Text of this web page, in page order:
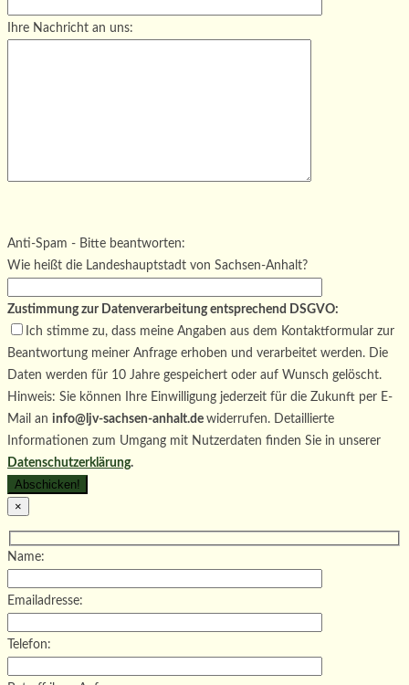
Ihre Nachricht an uns:
Bitte lasse dieses Feld leer.
Anti-Spam - Bitte beantworten:
Wie heißt die Landeshauptstadt von Sachsen-Anhalt?
Zustimmung zur Datenverarbeitung entsprechend DSGVO:
Ich stimme zu, dass meine Angaben aus dem Kontaktformular zur
Beantwortung meiner Anfrage erhoben und verarbeitet werden. Die
Daten werden für 10 Jahre gespeichert oder auf Wunsch gelöscht.
Hinweis: Sie können Ihre Einwilligung jederzeit für die Zukunft per E-
Mail an info@ljv-sachsen-anhalt.de widerrufen. Detaillierte
Informationen zum Umgang mit Nutzerdaten finden Sie in unserer
Datenschutzerklärung.
×
Name:
Emailadresse:
Telefon: